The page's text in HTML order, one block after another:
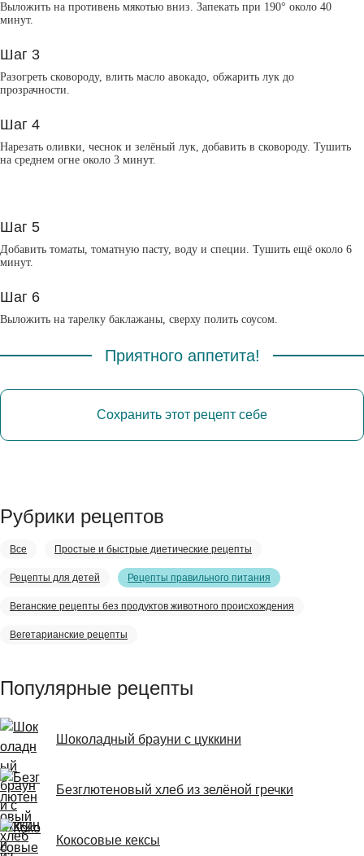
Выложить на противень мякотью вниз. Запекать при 190° около 40
минут.
Шаг 3
Разогреть сковороду, влить масло авокадо, обжарить лук до
прозрачности.
Шаг 4
Нарезать оливки, чеснок и зелёный лук, добавить в сковороду. Тушить
на среднем огне около 3 минут.
Шаг 5
Добавить томаты, томатную пасту, воду и специи. Тушить ещё около 6
минут.
Шаг 6
Выложить на тарелку баклажаны, сверху полить соусом.
Приятного аппетита!
Сохранить этот рецепт себе
Рубрики рецептов
Все Простые и быстрые диетические рецепты
Рецепты для детей Рецепты правильного питания
Веганские рецепты без продуктов животного происхождения
Вегетарианские рецепты
Популярные рецепты
Шоколадный брауни с цуккини
Безглютеновый хлеб из зелёной гречки
Кокосовые кексы